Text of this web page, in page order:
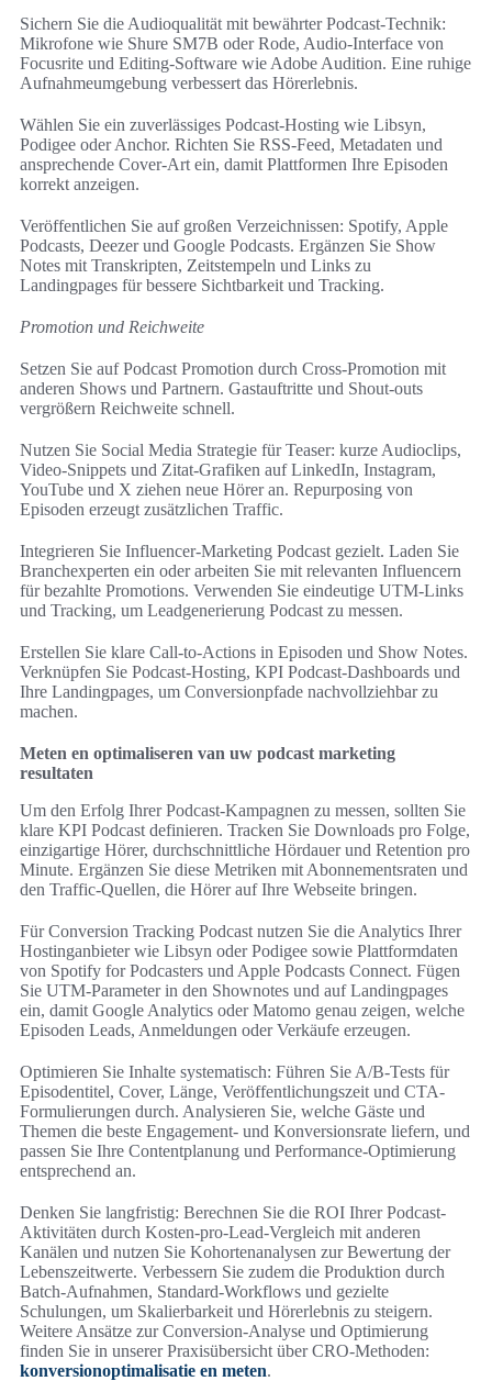
Sichern Sie die Audioqualität mit bewährter Podcast-Technik:
Mikrofone wie Shure SM7B oder Rode, Audio-Interface von
Focusrite und Editing-Software wie Adobe Audition. Eine ruhige
Aufnahmeumgebung verbessert das Hörerlebnis.
Wählen Sie ein zuverlässiges Podcast-Hosting wie Libsyn,
Podigee oder Anchor. Richten Sie RSS-Feed, Metadaten und
ansprechende Cover-Art ein, damit Plattformen Ihre Episoden
korrekt anzeigen.
Veröffentlichen Sie auf großen Verzeichnissen: Spotify, Apple
Podcasts, Deezer und Google Podcasts. Ergänzen Sie Show
Notes mit Transkripten, Zeitstempeln und Links zu
Landingpages für bessere Sichtbarkeit und Tracking.
Promotion und Reichweite
Setzen Sie auf Podcast Promotion durch Cross-Promotion mit
anderen Shows und Partnern. Gastauftritte und Shout-outs
vergrößern Reichweite schnell.
Nutzen Sie Social Media Strategie für Teaser: kurze Audioclips,
Video-Snippets und Zitat-Grafiken auf LinkedIn, Instagram,
YouTube und X ziehen neue Hörer an. Repurposing von
Episoden erzeugt zusätzlichen Traffic.
Integrieren Sie Influencer-Marketing Podcast gezielt. Laden Sie
Branchexperten ein oder arbeiten Sie mit relevanten Influencern
für bezahlte Promotions. Verwenden Sie eindeutige UTM-Links
und Tracking, um Leadgenerierung Podcast zu messen.
Erstellen Sie klare Call-to-Actions in Episoden und Show Notes.
Verknüpfen Sie Podcast-Hosting, KPI Podcast-Dashboards und
Ihre Landingpages, um Conversionpfade nachvollziehbar zu
machen.
Meten en optimaliseren van uw podcast marketing
resultaten
Um den Erfolg Ihrer Podcast-Kampagnen zu messen, sollten Sie
klare KPI Podcast definieren. Tracken Sie Downloads pro Folge,
einzigartige Hörer, durchschnittliche Hördauer und Retention pro
Minute. Ergänzen Sie diese Metriken mit Abonnementsraten und
den Traffic-Quellen, die Hörer auf Ihre Webseite bringen.
Für Conversion Tracking Podcast nutzen Sie die Analytics Ihrer
Hostinganbieter wie Libsyn oder Podigee sowie Plattformdaten
von Spotify for Podcasters und Apple Podcasts Connect. Fügen
Sie UTM-Parameter in den Shownotes und auf Landingpages
ein, damit Google Analytics oder Matomo genau zeigen, welche
Episoden Leads, Anmeldungen oder Verkäufe erzeugen.
Optimieren Sie Inhalte systematisch: Führen Sie A/B-Tests für
Episodentitel, Cover, Länge, Veröffentlichungszeit und CTA-
Formulierungen durch. Analysieren Sie, welche Gäste und
Themen die beste Engagement- und Konversionsrate liefern, und
passen Sie Ihre Contentplanung und Performance-Optimierung
entsprechend an.
Denken Sie langfristig: Berechnen Sie die ROI Ihrer Podcast-
Aktivitäten durch Kosten-pro-Lead-Vergleich mit anderen
Kanälen und nutzen Sie Kohortenanalysen zur Bewertung der
Lebenszeitwerte. Verbessern Sie zudem die Produktion durch
Batch-Aufnahmen, Standard-Workflows und gezielte
Schulungen, um Skalierbarkeit und Hörerlebnis zu steigern.
Weitere Ansätze zur Conversion-Analyse und Optimierung
finden Sie in unserer Praxisübersicht über CRO-Methoden:
konversionoptimalisatie en meten.